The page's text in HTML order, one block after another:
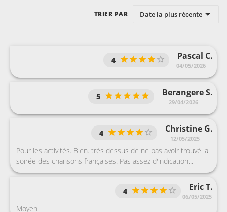
TRIER PAR Date la plus récente
Pascal C.
04/05/2026
4
Berangere S.
29/04/2026
5
Christine G.
12/05/2025
4
Pour les activités. Bien. très dessus de ne pas avoir trouvé la
soirée des chansons françaises. Pas assez d'indication...
Eric T.
06/05/2025
4
Moyen